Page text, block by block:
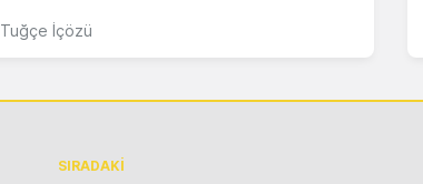
Tuğçe İçözü
SIRADAKİ